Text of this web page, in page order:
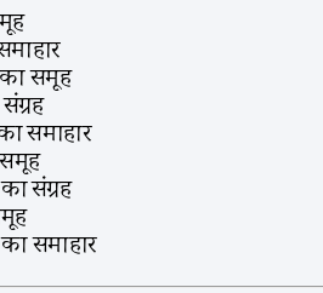
का समूह
समाहार
समूह
संग्रह
समाहार